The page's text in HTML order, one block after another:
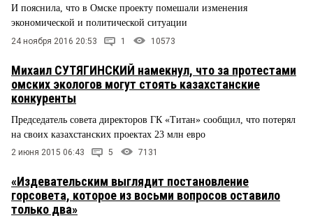
И пояснила, что в Омске проекту помешали изменения
экономической и политической ситуации
24 ноября 2016 20:53 1 10573
Михаил СУТЯГИНСКИЙ намекнул, что за протестами
омских экологов могут стоять казахстанские
конкуренты
Председатель совета директоров ГК «Титан» сообщил, что потерял
на своих казахстанских проектах 23 млн евро
2 июня 2015 06:43 5 7131
«Издевательским выглядит постановление
горсовета, которое из восьми вопросов оставило
только два»